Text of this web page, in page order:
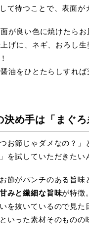
て待つことで、表面が
が良い色に焼けたらお
げに、ネギ、おろし
油をひとたらしすれば
決め手は「まぐろ
つお節じゃダメなの？
を試していただきたい
節がパンチのある旨味
みと繊細な旨味が特徴。
を抜いているので見
いった素材そのものの